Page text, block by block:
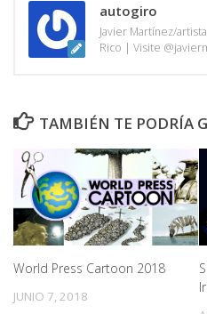
autogiro
Javier Martínez/
Rico | Visite
TAMBIÉN TE PODRÍA
World Press Cartoon 2018
JUNIO 7, 2018